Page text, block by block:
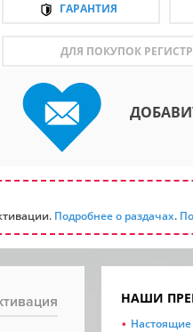
ГАРАНТИЯ
ДЛЯ ПОКУПОК
Подробнее о раздачах.
НАШИ